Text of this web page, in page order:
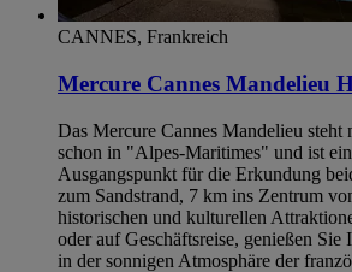
CANNES, Frankreich
Mercure Cannes Mandelieu
Das Mercure Cannes Mandelieu
schon in "Alpes-Maritimes" und ist
Ausgangspunkt für die Erkundung
zum Sandstrand, 7 km ins Zentrum
historischen und kulturellen
oder auf Geschäftsreise, genießen
in der sonnigen Atmosphäre der